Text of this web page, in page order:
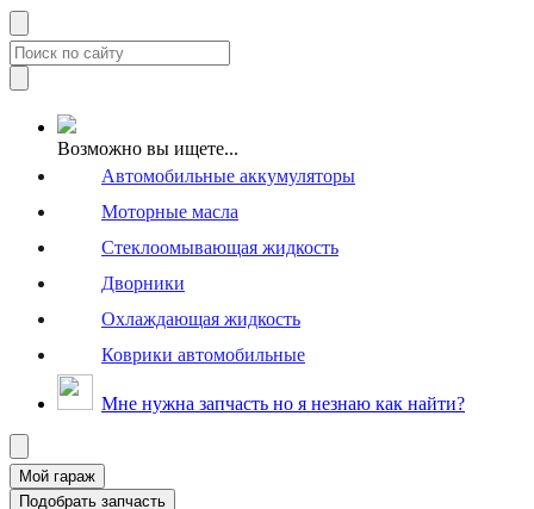
Возможно вы ищете...
Автомобильные аккумуляторы
Моторные масла
Стеклоомывающая жидкость
Дворники
Охлаждающая жидкость
Коврики автомобильные
Мне нужна запчасть но я незнаю как найти?